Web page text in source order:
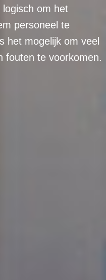
om het
personeel te
het mogelijk om veel
fouten te voorkomen.